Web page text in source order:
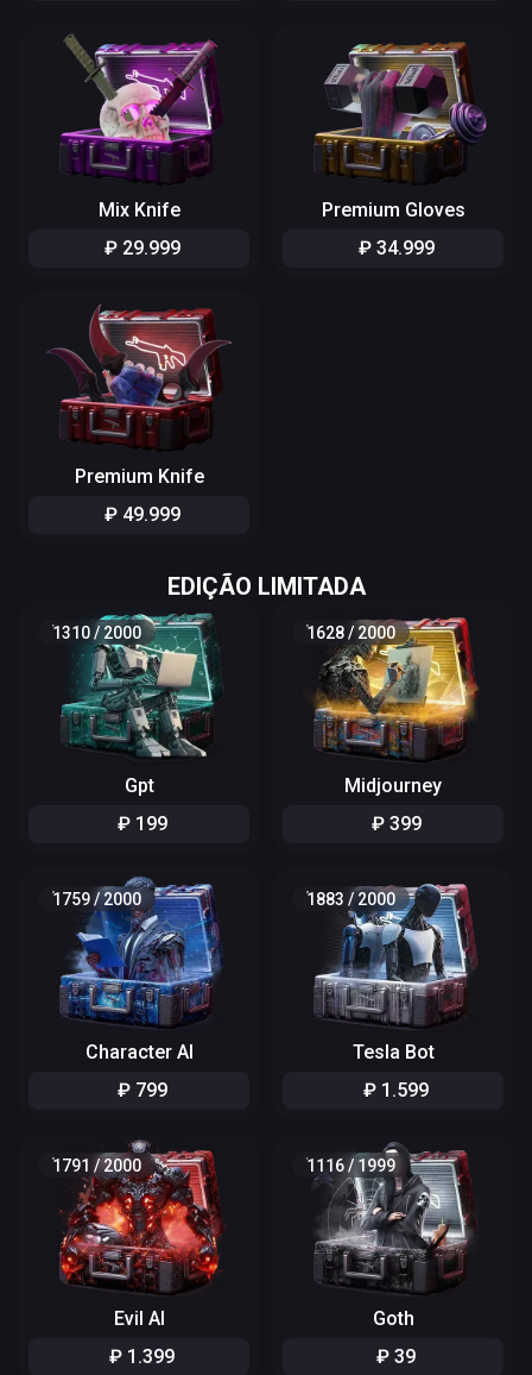
Mix Knife
₽ 29.999
Premium Gloves
₽ 34.999
Premium Knife
₽ 49.999
EDIÇÃO LIMITADA
1310/ 2000
Gpt
₽ 199
1628/ 2000
Midjourney
₽ 399
1759/2000
Character AI
₽ 799
1883 /2000
Tesla Bot
₽ 1 .599
1791 / 2000
Evil AI
₽ 1 .399
1116/ 1999
Goth
₽ 39